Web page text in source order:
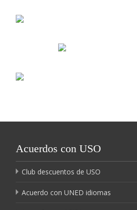
Acuerdos con USO
Club descuentos de USO
Acuerdo con UNED idiomas